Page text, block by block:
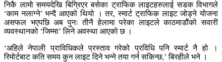
निकै लामो समयदेखि बिग्रिएर बसेका ट्राफिक लाइटहरुलाई सडक विभागले
‘काम नलाग्ने’ भन्दै आएको थियो । तर, स्मार्ट ट्राफिक लाइट जोड्ने योजना
असफल भएपछि अब पुनः तीनै हेलामा परेका लाइटले काठमाडौंको सवारी
व्यवस्थानको ‘जिम्मा’ लिने अवस्था आएको छ ।
‘अहिले नेपाली प्राविधिकले प्रस्ताव गरेको प्रविधि पनि स्मार्ट नै हो ।
रिमोर्टबाट कति समय कुन लाइट दिने भन्ने तया गर्न सकिन्छ,’ बिरहीले भने ।